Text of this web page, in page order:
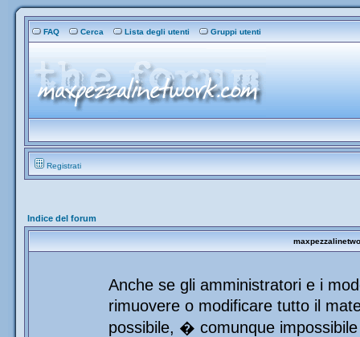
FAQ Cerca Lista degli utenti Gruppi utenti
Registrati
Indice del forum
Anche se gli amministratori e i
rimuovere o modificare tutto il
possibile, � comunque